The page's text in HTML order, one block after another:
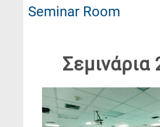
Seminar Room
Σεμινάρια